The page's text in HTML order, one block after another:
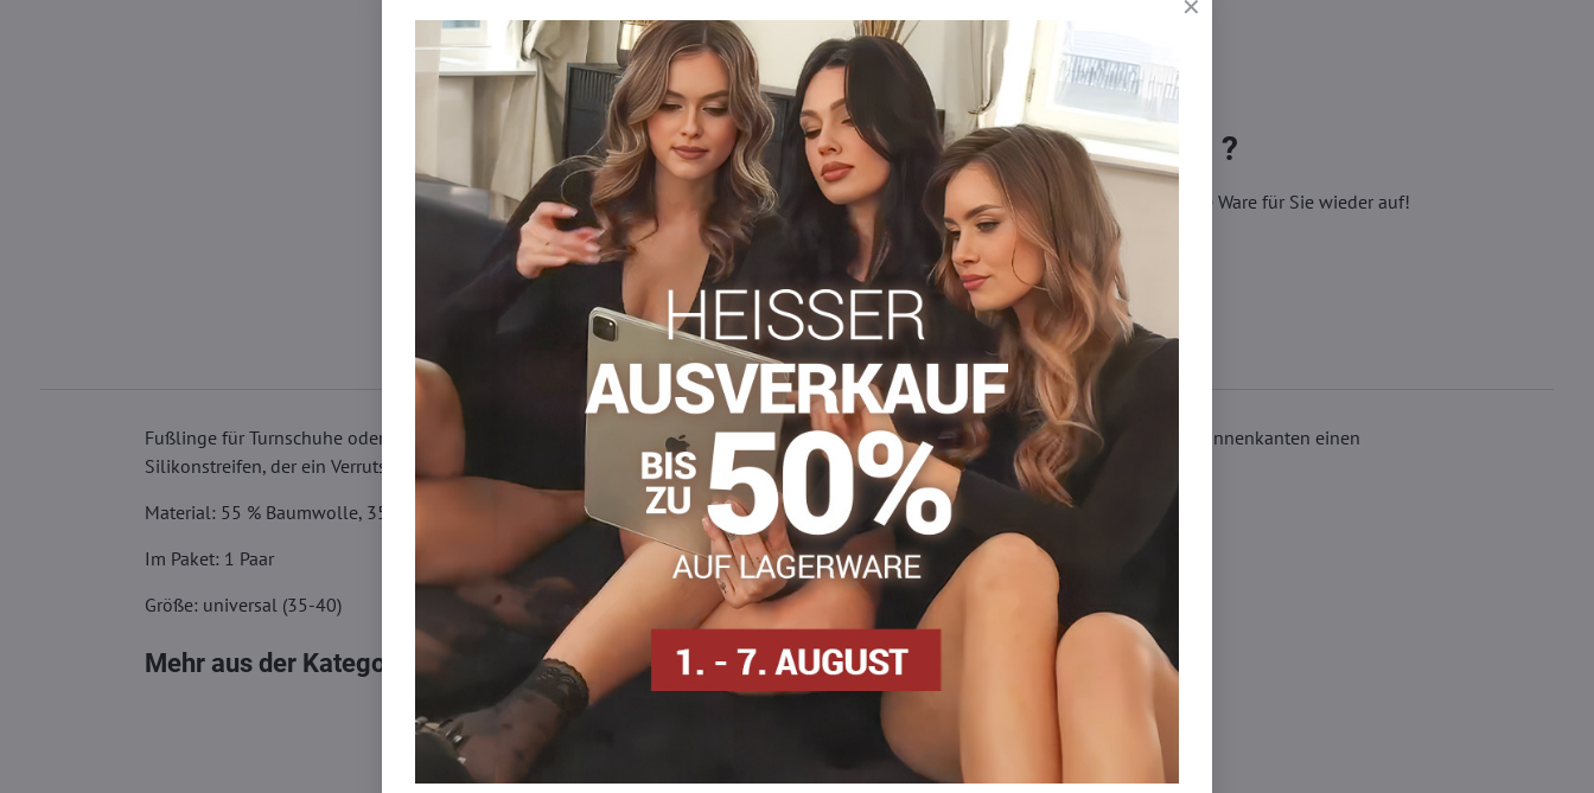
genießen Sie einen
5 %
Mitgliedervorteilbei jedem Einkauf.
Der Vorteil wird automatisch im
Warenkorb angewendet.
Möchten Sie mehr bestellen ?
Zögern Sie nicht, uns zu kontaktieren, wir füllen die Ware für Sie wieder auf!
info​​@everlady​​.eu
Beschreibung Bewertungen Diskussion 0
Fußlinge für Turnschuhe oder Ballerinas. Sie sind aus angenehmer Spitze gefertigt. Der untere Teil ist Baumwolle. Sie haben an den Innenkanten einen
Silikonstreifen, der ein Verrutschen verhindert. Bequem, flexibel, halten sie gut am Bein.
Material: 55 % Baumwolle, 35 % Polyamid, 10 % Elasthan
Im Paket: 1 Paar
Größe: universal (35-40)
Mehr aus der Kategorie Damen Füßlinge
LinkedIn